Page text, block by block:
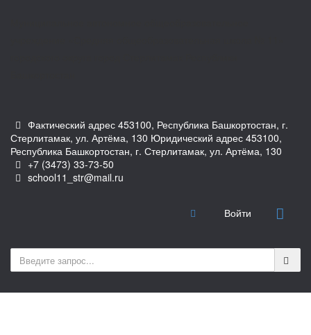
Фактический адрес 453100, Республика Башкортостан, г.
Стерлитамак, ул. Артёма, 130 Юридический адрес 453100,
Республика Башкортостан, г. Стерлитамак, ул. Артёма, 130
+7 (3473) 33-73-50
school11_str@mail.ru
Войти